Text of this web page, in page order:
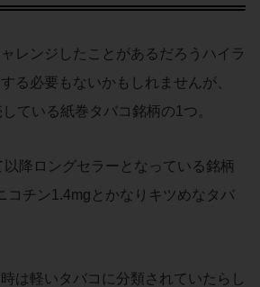
レンジしたことがあるだろうハイラ
る必要もないかもしれませんが、
ている紙巻タバコ銘柄の1つ。
降ロングセラーとなっている銘柄
コチン1.4mgとかなりキツめなタバ
は軽いタバコに分類されていたらし